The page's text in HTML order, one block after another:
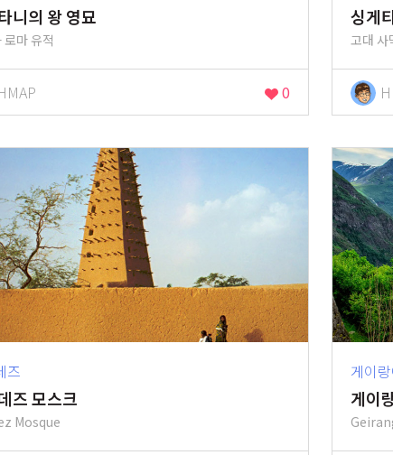
니의 왕 영묘
로마 유적
0
싱게
고대 사
즈
즈 모스크
Mosque
게이
게이